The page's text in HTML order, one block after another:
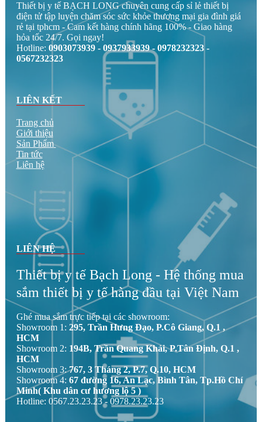
Thiết bị y tế BẠCH LONG chuyên cung cấp sỉ lẻ thiết bị
điện tử tập luyện chăm sóc sức khỏe thương mại gia đình giá
rẻ tại tphcm - Cam kết hàng chính hãng 100% - Giao hàng
hỏa tốc 24/7. Gọi ngay!
Hotline: 0903073939 - 0937933939 - 0978232323 -
0567232323
LIÊN KẾT
Trang chủ
Giới thiệu
Sản Phẩm
Tin tức
Liên hệ
LIÊN HỆ
Thiết bị y tế Bạch Long - Hệ thống mua
sắm thiết bị y tế hàng đầu tại Việt Nam
Ghé mua sắm trực tiếp tại các showroom:
Showroom 1: 295, Trần Hưng Đạo, P.Cô Giang, Q.1 ,
HCM
Showroom 2: 194B, Trần Quang Khải, P.Tân Định, Q.1 ,
HCM
Showroom 3:767, 3 Tháng 2, P.7, Q.10, HCM
Showroom 4: 67 đường 16, An Lạc, Bình Tân, Tp.Hồ Chí
Minh( Khu dân cư hương lộ 5 )
Hotline: 0567.23.23.23 - 0978.23.23.23